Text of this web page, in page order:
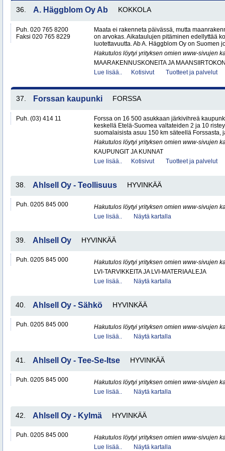
36. A. Häggblom Oy Ab KOKKOLA
Puh. 020 765 8200
Faksi 020 765 8229
Maata ei rakenneta päivässä, mutta
on arvokas. Aikataulujen pitäminen edellyttää
luotettavuutta. Ab A. Häggblom Oy on Suomen
Hakutulos löytyi yrityksen omien www-sivujen
MAARAKENNUSKONEITA JA
Lue lisää..
Kotisivut Tuotteet ja palvelut
37. Forssan kaupunki FORSSA
Puh. (03) 414 11
Forssa on 16 500 asukkaan järkivihreä
keskellä Etelä-Suomea valtateiden 2 ja 10
suomalaisista asuu 150 km säteellä Forssasta,
Hakutulos löytyi yrityksen omien www-sivujen
KAUPUNGIT JA KUNNAT
Lue lisää..
Kotisivut Tuotteet ja palvelut
38. Ahlsell Oy - Teollisuus HYVINKÄÄ
Puh. 0205 845 000
Hakutulos löytyi yrityksen omien www-sivujen
Lue lisää..
Näytä kartalla
39. Ahlsell Oy HYVINKÄÄ
Puh. 0205 845 000
Hakutulos löytyi yrityksen omien www-sivujen
LVI-TARVIKKEITA JA LVI-MATERIAALEJA
Lue lisää..
Näytä kartalla
40. Ahlsell Oy - Sähkö HYVINKÄÄ
Puh. 0205 845 000
Hakutulos löytyi yrityksen omien www-sivujen
Lue lisää..
Näytä kartalla
41. Ahlsell Oy - Tee-Se-Itse HYVINKÄÄ
Puh. 0205 845 000
Hakutulos löytyi yrityksen omien www-sivujen
Lue lisää..
Näytä kartalla
42. Ahlsell Oy - Kylmä HYVINKÄÄ
Puh. 0205 845 000
Hakutulos löytyi yrityksen omien www-sivujen
Lue lisää..
Näytä kartalla